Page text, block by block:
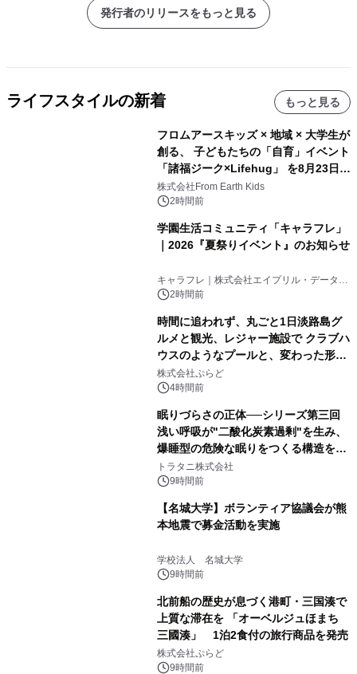
発行者のリリースをもっと見る
ライフスタイルの新着 もっと見る
フロムアースキッズ × 地域 × 大学生が
創る、 子どもたちの「自育」イベント
「諸福ジーク×Lifehug」 を8月23日
(日)開催
株式会社From Earth Kids
2時間前
学園生活コミュニティ「キャラフレ」
｜2026『夏祭りイベント』のお知らせ
キャラフレ｜株式会社エイプリル・データ・
デザインズ
2時間前
時間に追われず、丸ごと1日淡路島グ
ルメと観光、レジャー施設で クラブハ
ウスのようなプールと、変わった形の
サウナも 「THE BOXY AWAJI」のお
得な素泊まり連泊プランで
株式会社ぷらど
4時間前
眠りづらさの正体──シリーズ第三回
浅い呼吸が"二酸化炭素過剰"を生み、
爆睡型の危険な眠りをつくる構造を解
説
トラタニ株式会社
9時間前
【名城大学】ボランティア協議会が熊
本地震で募金活動を実施
学校法人 名城大学
9時間前
北前船の歴史が息づく港町・三国湊で
上質な滞在を 「オーベルジュほまち
三國湊」 1泊2食付の旅行商品を発売
株式会社ぷらど
9時間前